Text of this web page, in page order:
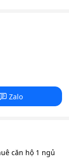
Zalo
căn hộ 1 ngủ